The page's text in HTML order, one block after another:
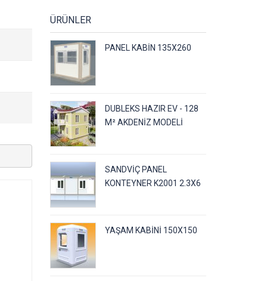
ÜRÜNLER
PANEL KABIN 135X260
DUBLEKS HAZIR EV - 128
M² AKDENIZ MODELI
SANDVIÇ PANEL
KONTEYNER K2001 2.3X6
YAŞAM KABINI 150X150